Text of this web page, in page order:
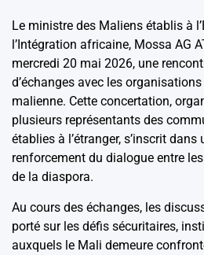
Le ministre des Maliens établis à
l’Intégration africaine, Mossa AG
mercredi 20 mai 2026, une
d’échanges avec les
malienne. Cette concertation,
plusieurs représentants des
établies à l’étranger, s’inscrit
renforcement du dialogue entre
de la diaspora.
Au cours des échanges, les
porté sur les défis sécuritaires,
auxquels le Mali demeure